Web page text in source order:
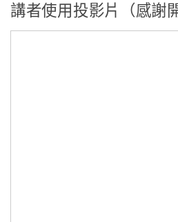
講者使用投影片（感謝